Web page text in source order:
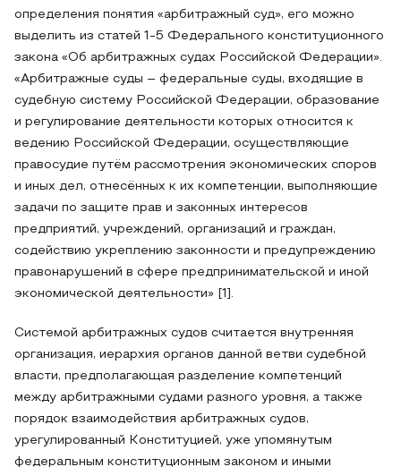
определения понятия «арбитражный суд», его можно
выделить из статей 1-5 Федерального конституционного
закона «Об арбитражных судах Российской Федерации».
«Арбитражные суды – федеральные суды, входящие в
судебную систему Российской Федерации, образование
и регулирование деятельности которых относится к
ведению Российской Федерации, осуществляющие
правосудие путём рассмотрения экономических споров
и иных дел, отнесённых к их компетенции, выполняющие
задачи по защите прав и законных интересов
предприятий, учреждений, организаций и граждан,
содействию укреплению законности и предупреждению
правонарушений в сфере предпринимательской и иной
экономической деятельности» [1].
Системой арбитражных судов считается внутренняя
организация, иерархия органов данной ветви судебной
власти, предполагающая разделение компетенций
между арбитражными судами разного уровня, а также
порядок взаимодействия арбитражных судов,
урегулированный Конституцией, уже упомянутым
федеральным конституционным законом и иными